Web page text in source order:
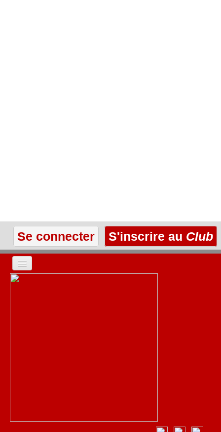
Se connecter S'inscrire au Club